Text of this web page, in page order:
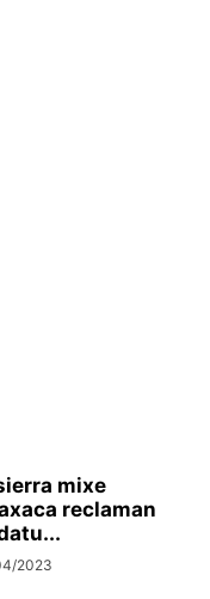
mixe
reclaman
2023